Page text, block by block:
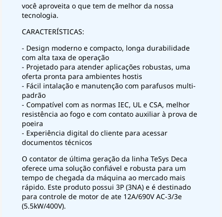
você aproveita o que tem de melhor da nossa
tecnologia.
CARACTERÍSTICAS:
- Design moderno e compacto, longa durabilidade
com alta taxa de operação
- Projetado para atender aplicações robustas, uma
oferta pronta para ambientes hostis
- Fácil intalação e manutenção com parafusos multi-
padrão
- Compatível com as normas IEC, UL e CSA, melhor
resistência ao fogo e com contato auxiliar à prova de
poeira
- Experiência digital do cliente para acessar
documentos técnicos
O contator de última geração da linha TeSys Deca
oferece uma solução confiável e robusta para um
tempo de chegada da máquina ao mercado mais
rápido. Este produto possui 3P (3NA) e é destinado
para controle de motor de ate 12A/690V AC-3/3e
(5.5kW/400V).